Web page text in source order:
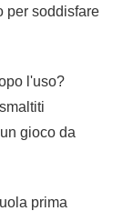
per soddisfare
l'uso?
gioco da
prima